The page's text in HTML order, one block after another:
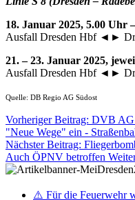
18. Januar 2025, 5.00 Uhr
Ausfall Dresden Hbf ◄►
21. – 23. Januar 2025,
Ausfall Dresden Hbf ◄►
Quelle: DB Regio AG Südost
Vorheriger Beitrag: DVB
"Neue Wege" ein -
Nächster Beitrag:
Auch ÖPNV betroffen
⚠️ Für die Feuerwehr